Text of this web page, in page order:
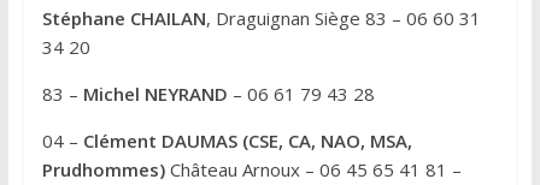
Stéphane CHAILAN, Draguignan Siège 83 – 06 60 31
34 20
83 – Michel NEYRAND – 06 61 79 43 28
04 – Clément DAUMAS (CSE, CA, NAO, MSA,
Prudhommes)Château Arnoux – 06 45 65 41 81 –